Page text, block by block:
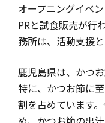
オープニングイベ
PRと試食販売が行
務所は、活動支援
鹿児島県は、かつ
特に、かつお節に
割を占めています